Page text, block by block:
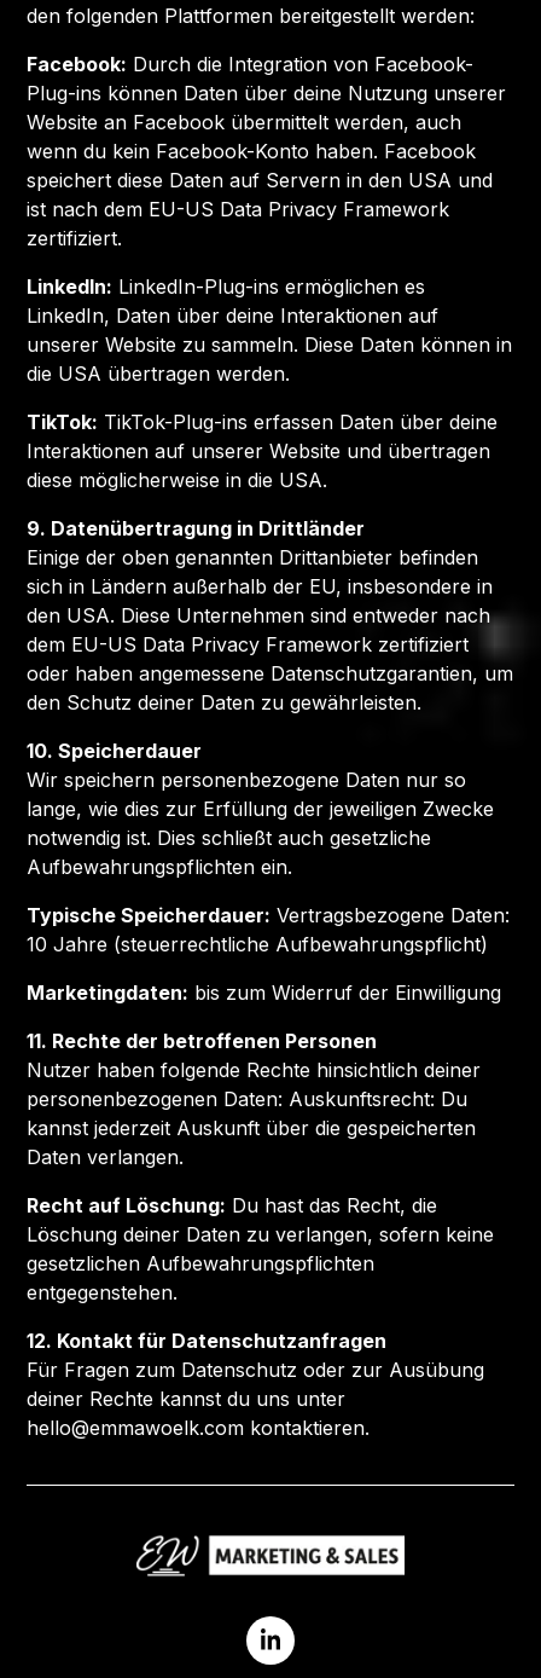
den folgenden Plattformen bereitgestellt werden:
Facebook: Durch die Integration von Facebook-
Plug-ins können Daten über deine Nutzung unserer
Website an Facebook übermittelt werden, auch
wenn du kein Facebook-Konto haben. Facebook
speichert diese Daten auf Servern in den USA und
ist nach dem EU-US Data Privacy Framework
zertifiziert.
LinkedIn: LinkedIn-Plug-ins ermöglichen es
LinkedIn, Daten über deine Interaktionen auf
unserer Website zu sammeln. Diese Daten können in
die USA übertragen werden.
TikTok: TikTok-Plug-ins erfassen Daten über deine
Interaktionen auf unserer Website und übertragen
diese möglicherweise in die USA.
9. Datenübertragung in Drittländer
Einige der oben genannten Drittanbieter befinden
sich in Ländern außerhalb der EU, insbesondere in
den USA. Diese Unternehmen sind entweder nach
dem EU-US Data Privacy Framework zertifiziert
oder haben angemessene Datenschutzgarantien, um
den Schutz deiner Daten zu gewährleisten.
10. Speicherdauer
Wir speichern personenbezogene Daten nur so
lange, wie dies zur Erfüllung der jeweiligen Zwecke
notwendig ist. Dies schließt auch gesetzliche
Aufbewahrungspflichten ein.
Typische Speicherdauer: Vertragsbezogene Daten:
10 Jahre (steuerrechtliche Aufbewahrungspflicht)
Marketingdaten: bis zum Widerruf der Einwilligung
11. Rechte der betroffenen Personen
Nutzer haben folgende Rechte hinsichtlich deiner
personenbezogenen Daten: Auskunftsrecht: Du
kannst jederzeit Auskunft über die gespeicherten
Daten verlangen.
Recht auf Löschung: Du hast das Recht, die
Löschung deiner Daten zu verlangen, sofern keine
gesetzlichen Aufbewahrungspflichten
entgegenstehen.
12. Kontakt für Datenschutzanfragen
Für Fragen zum Datenschutz oder zur Ausübung
deiner Rechte kannst du uns unter
hello@emmawoelk.com kontaktieren.